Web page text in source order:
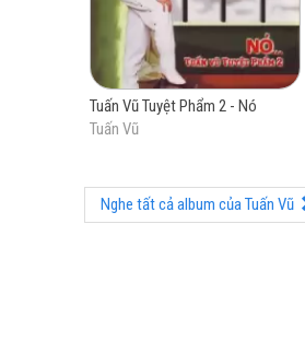
Tuấn Vũ Tuyệt Phẩm 2 - Nó
Tuấn Vũ
Nghe tất cả album của Tuấn Vũ